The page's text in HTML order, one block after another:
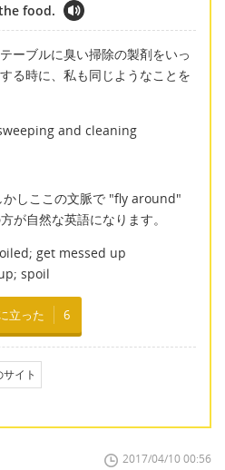
food.
ーブルに臭い掃除の製剤をいっ
る時に、私も同じようなことを
and cleaning
しここの文脈で "fly around"
自然な英語になります。
get messed up
spoil
立った 6
イト
2017/04/10 00:56